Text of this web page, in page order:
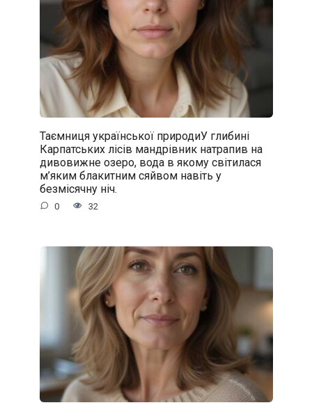
Таємниця української природиУ глибині
Карпатських лісів мандрівник натрапив на
дивовижне озеро, вода в якому світилася
м’яким блакитним сяйвом навіть у
безмісячну ніч.
0 32